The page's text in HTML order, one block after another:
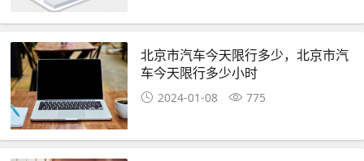
北京市汽车今天限行多少，北京市汽
车今天限行多少小时
2024-01-08 775